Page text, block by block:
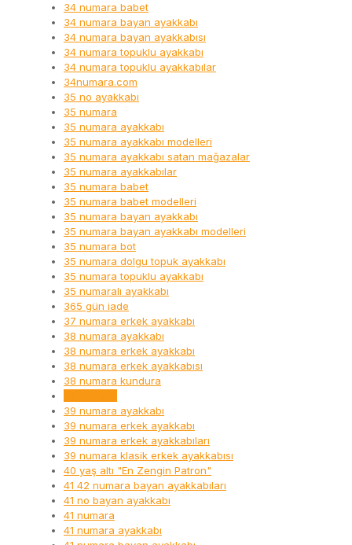
34 numara babet
34 numara bayan ayakkabı
34 numara bayan ayakkabısı
34 numara topuklu ayakkabı
34 numara topuklu ayakkabılar
34numara.com
35 no ayakkabı
35 numara
35 numara ayakkabı
35 numara ayakkabı modelleri
35 numara ayakkabı satan mağazalar
35 numara ayakkabılar
35 numara babet
35 numara babet modelleri
35 numara bayan ayakkabı
35 numara bayan ayakkabı modelleri
35 numara bot
35 numara dolgu topuk ayakkabı
35 numara topuklu ayakkabı
35 numaralı ayakkabı
365 gün iade
37 numara erkek ayakkabı
38 numara ayakkabı
38 numara erkek ayakkabı
38 numara erkek ayakkabısı
38 numara kundura
39 numara ayakkabı
39 numara erkek ayakkabı
39 numara erkek ayakkabıları
39 numara klasik erkek ayakkabısı
40 yaş altı "En Zengin Patron"
41 42 numara bayan ayakkabıları
41 no bayan ayakkabı
41 numara
41 numara ayakkabı